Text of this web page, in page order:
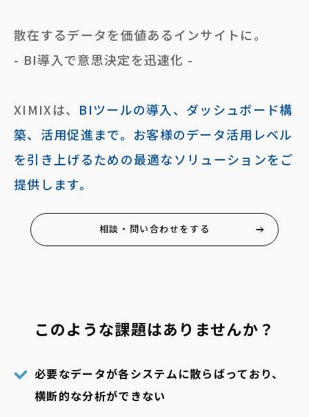
散在するデータを価値あるインサイトに。
- BI導入で意思決定を迅速化 -
XIMIXは、 BIツールの導入、ダッシュボード構
築、活用促進まで。お客様のデータ活用レベル
を引き上げるための最適なソリューションをご
提供します。
相談・問い合わせをする
このような課題はありませんか？
必要なデータが各システムに散らばっており、
横断的な分析ができない